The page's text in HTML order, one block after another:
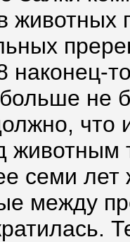
наконец-
не
что
животным
семи
между